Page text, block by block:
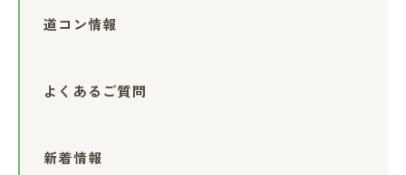
道コン情報
よくあるご質問
新着情報